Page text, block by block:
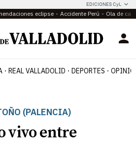
EDICIONES CyL
eclipse Accidente Perú Ola de
REAL VALLADOLID DEPORTES
(PALENCIA)
vivo entre